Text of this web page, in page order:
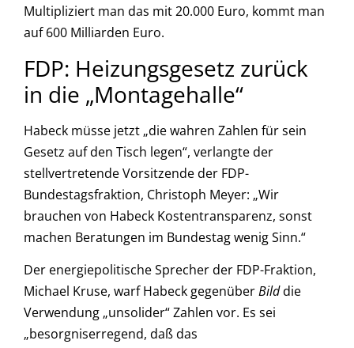
Multipliziert man das mit 20.000 Euro, kommt man
auf 600 Milliarden Euro.
FDP: Heizungsgesetz zurück
in die „Montagehalle“
Habeck müsse jetzt „die wahren Zahlen für sein
Gesetz auf den Tisch legen“, verlangte der
stellvertretende Vorsitzende der FDP-
Bundestagsfraktion, Christoph Meyer: „Wir
brauchen von Habeck Kostentransparenz, sonst
machen Beratungen im Bundestag wenig Sinn.“
Der energiepolitische Sprecher der FDP-Fraktion,
Michael Kruse, warf Habeck gegenüberBilddie
Verwendung „unsolider“ Zahlen vor. Es sei
„besorgniserregend, daß das